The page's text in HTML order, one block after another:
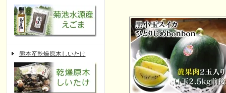
熊本産乾燥原木しいたけ